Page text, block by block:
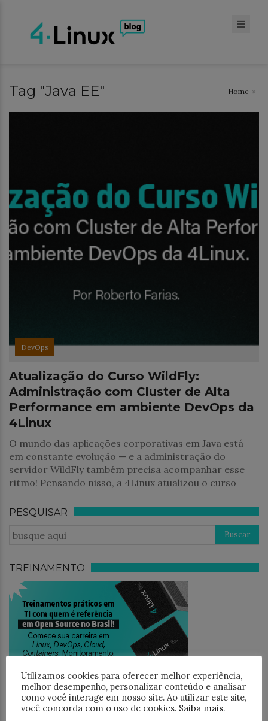
Tag "Java EE" Home
DevOps
Atualização do Curso WildFly:
Administração com Cluster de Alta
Performance em ambiente DevOps da
4Linux
O mundo das aplicações corporativas em Java está
em constante evolução — e a administração do
servidor WildFly também precisa acompanhar esse
ritmo! Pensando nisso, a 4Linux atualizou o curso
PESQUISAR
TREINAMENTO
Utilizamos cookies para oferecer melhor experiência,
melhor desempenho, personalizar conteúdo e analisar
como você interage em nosso site. Ao utilizar este site,
você concorda com o uso de cookies. Saiba mais.